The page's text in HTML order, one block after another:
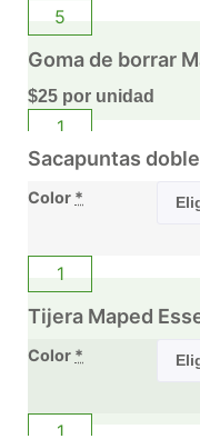
Goma de borrar
$25 por unidad
Sacapuntas
Color *
Tijera Maped
Color *